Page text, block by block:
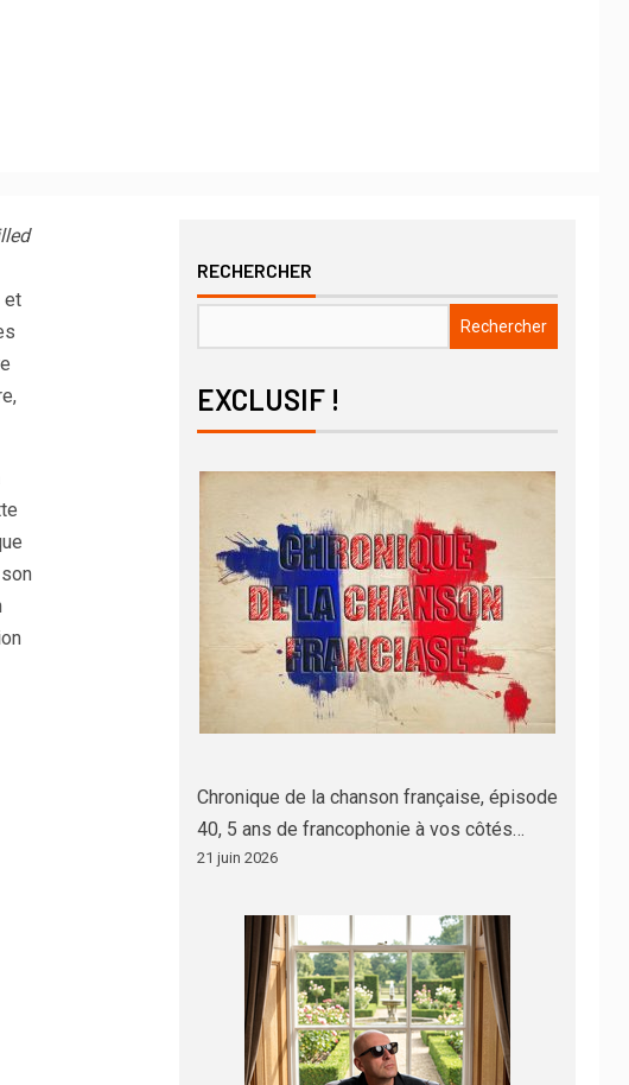
et
RECHERCHER
Rechercher
EXCLUSIF !
Chronique de la chanson française, épisode
40, 5 ans de francophonie à vos côtés…
21 juin 2026